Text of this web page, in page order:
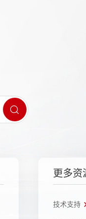
更多资
技术支持